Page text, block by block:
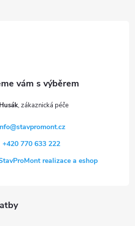
@stavpromont.cz
+420 770 633 222
realizace a eshop